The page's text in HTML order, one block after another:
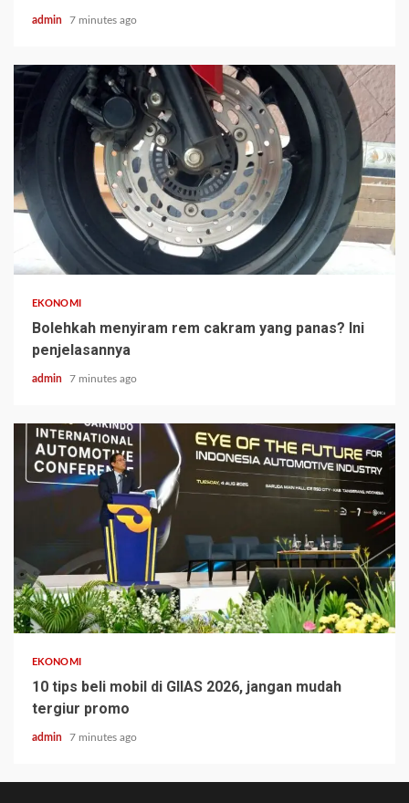
admin 7 minutes ago
EKONOMI
Bolehkah menyiram rem cakram yang panas? Ini
penjelasannya
admin 7 minutes ago
EKONOMI
10 tips beli mobil di GIIAS 2026, jangan mudah
tergiur promo
admin 7 minutes ago